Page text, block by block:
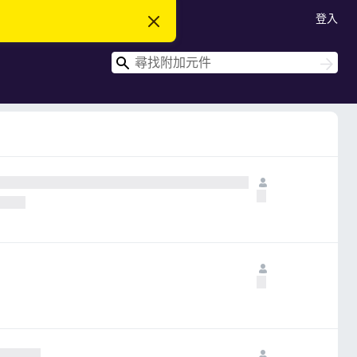
忽
此
通
知
登入
搜
搜
尋